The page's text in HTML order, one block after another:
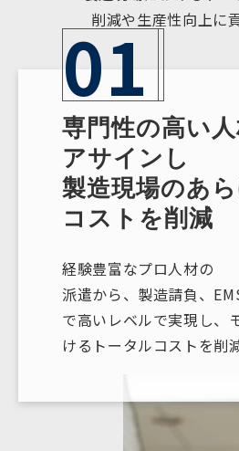
削減や生産性向上に
01
専門性の高い
アサインし
製造現場のあ
コストを削減
経験豊富なプロ人材の
派遣から、製造請負、
で高いレベルで実現し、
けるトータルコストを削